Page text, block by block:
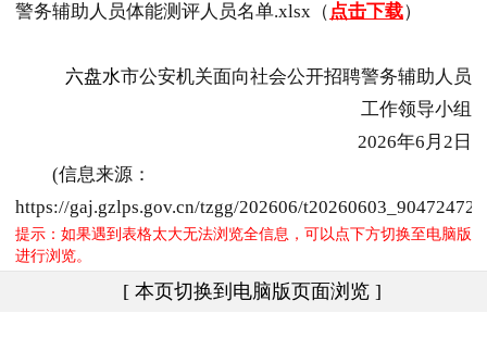
警务辅助人员体能测评人员名单.xlsx（ 点击下载）
六盘水市公安机关面向社会公开招聘警务辅助人员
工作领导小组
2026年6月2日
(信息来源：
https://gaj.gzlps.gov.cn/tzgg/202606/
提示：如果遇到表格太大无法浏览全信息，可以点下方切换至电脑版
进行浏览。
[ 本页切换到电脑版页面浏览 ]